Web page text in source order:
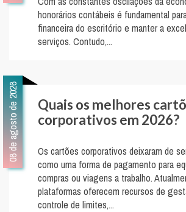
honorários contábeis é fundamental
financeira do escritório e manter a
serviços. Contudo,...
06 de agosto de 2026
Quais os melhores
corporativos em 2026?
Os cartões corporativos deixaram de
como uma forma de pagamento para
compras ou viagens a trabalho.
plataformas oferecem recursos de
controle de limites,...